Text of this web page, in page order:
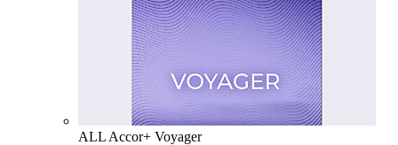
ALL Accor+ Voyager